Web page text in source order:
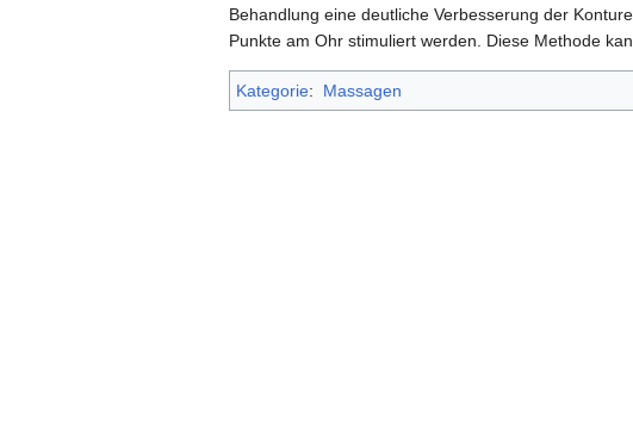
Behandlung eine deutliche Verbesserung der
Punkte am Ohr stimuliert werden. Diese Methode
Kategorie: Massagen